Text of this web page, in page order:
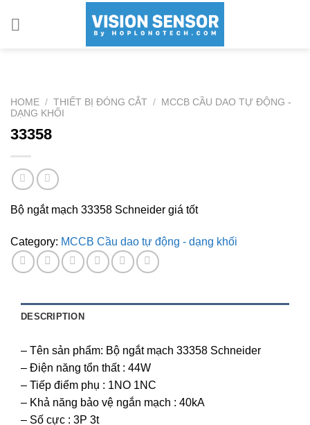
HOME / THIẾT BỊ ĐÓNG CẮT /
MCCB CẦU DAO TỰ ĐỘNG -
DẠNG KHỐI
33358
Bộ ngắt mạch 33358 Schneider giá tốt
Category: MCCB Cầu dao tự động - dạng khối
DESCRIPTION
– Tên sản phẩm: Bộ ngắt mạch 33358 Schneider
– Điện năng tổn thất : 44W
– Tiếp điểm phụ : 1NO 1NC
– Khả năng bảo vệ ngắn mạch : 40kA
– Số cực : 3P 3t